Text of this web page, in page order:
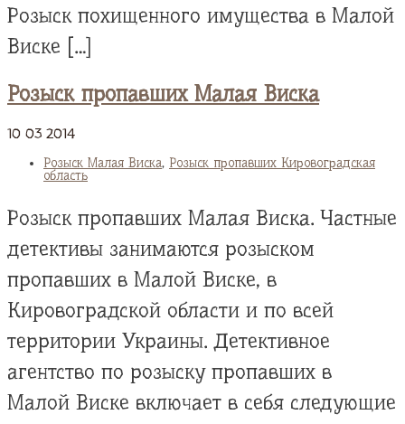
Розыск похищенного имущества в Малой
Виске […]
Розыск пропавших Малая Виска
10 03 2014
Розыск Малая Виска, Розыск пропавших Кировоградская
область
Розыск пропавших Малая Виска. Частные
детективы занимаются розыском
пропавших в Малой Виске, в
Кировоградской области и по всей
территории Украины. Детективное
агентство по розыску пропавших в
Малой Виске включает в себя следующие